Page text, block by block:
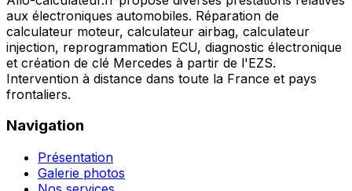
aux électroniques automobiles. Réparation de
calculateur moteur, calculateur airbag, calculateur
injection, reprogrammation ECU, diagnostic électronique
et création de clé Mercedes à partir de l'EZS.
Intervention à distance dans toute la France et pays
frontaliers.
Navigation
Présentation
Galerie photos